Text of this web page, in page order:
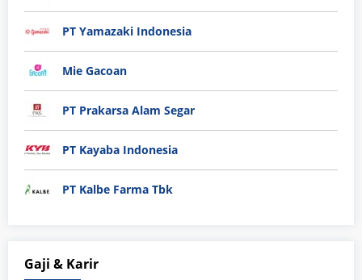
PT Yamazaki Indonesia
Mie Gacoan
PT Prakarsa Alam Segar
PT Kayaba Indonesia
PT Kalbe Farma Tbk
Gaji & Karir